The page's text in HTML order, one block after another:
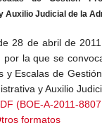
Auxilio Judicial de la
28 de abril de
por la que se
y Escalas de
y Auxilio
(BOE-A-2011-
formatos